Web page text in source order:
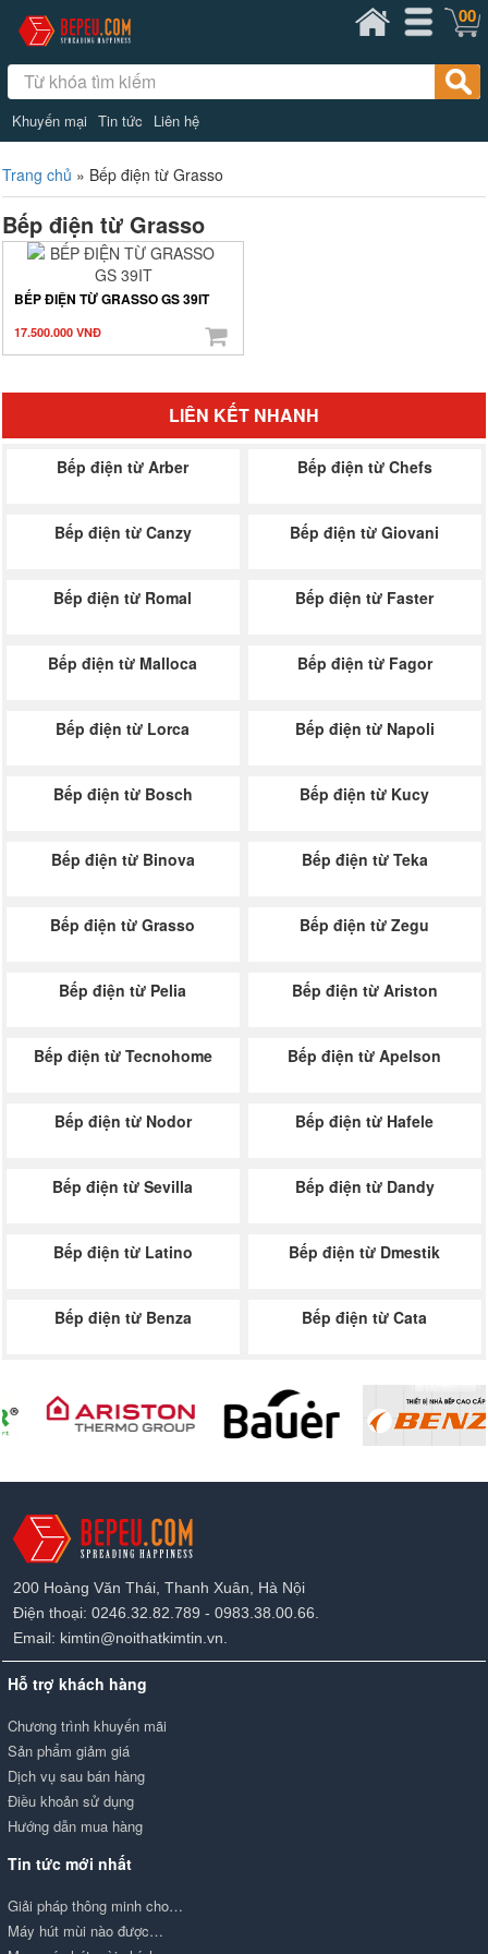
Khuyến mại Tin tức Liên hệ
00
Trang chủ » Bếp điện từ Grasso
Bếp điện từ Grasso
BẾP ĐIỆN TỪ GRASSO GS 39IT
17.500.000 VNĐ
LIÊN KẾT NHANH
Bếp điện từ Arber Bếp điện từ Chefs
Bếp điện từ Canzy Bếp điện từ Giovani
Bếp điện từ Romal Bếp điện từ Faster
Bếp điện từ Malloca Bếp điện từ Fagor
Bếp điện từ Lorca Bếp điện từ Napoli
Bếp điện từ Bosch Bếp điện từ Kucy
Bếp điện từ Binova Bếp điện từ Teka
Bếp điện từ Grasso Bếp điện từ Zegu
Bếp điện từ Pelia Bếp điện từ Ariston
Bếp điện từ Tecnohome Bếp điện từ Apelson
Bếp điện từ Nodor Bếp điện từ Hafele
Bếp điện từ Sevilla Bếp điện từ Dandy
Bếp điện từ Latino Bếp điện từ Dmestik
Bếp điện từ Benza Bếp điện từ Cata
200 Hoàng Văn Thái, Thanh Xuân, Hà Nội
Điện thoại: 0246.32.82.789 - 0983.38.00.66.
Email: kimtin@noithatkimtin.vn.
Hỗ trợ khách hàng
Chương trình khuyến mãi
Sản phẩm giảm giá
Dịch vụ sau bán hàng
Điều khoản sử dụng
Hướng dẫn mua hàng
Tin tức mới nhất
Giải pháp thông minh cho…
Máy hút mùi nào được…